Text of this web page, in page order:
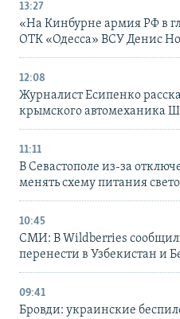
13:27
«На Кинбурне армия РФ в
ОТК «Одесса» ВСУ Денис
12:08
Журналист Есипенко
крымского автомеханика
11:11
В Севастополе из-за
менять схему питания
10:45
СМИ: В Wildberries
перенести в Узбекистан и
09:41
Бровди: украинские